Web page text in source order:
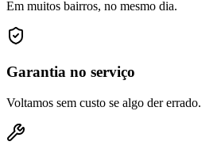
Em muitos bairros, no mesmo dia.
Garantia no serviço
Voltamos sem custo se algo der errado.